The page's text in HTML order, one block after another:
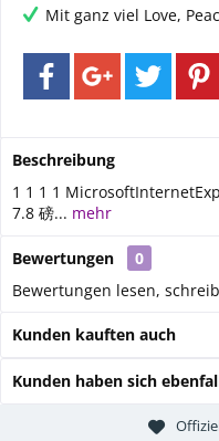
Mit ganz viel Love,
Beschreibung
1 1 1 1
7.8 磅... mehr
Bewertungen
0
Bewertungen lesen,
Kunden kauften auch
Kunden haben sich